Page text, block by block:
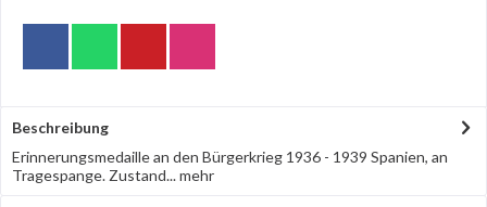
Beschreibung
Erinnerungsmedaille an den Bürgerkrieg 1936 - 1939 Spanien, an
Tragespange. Zustand...mehr